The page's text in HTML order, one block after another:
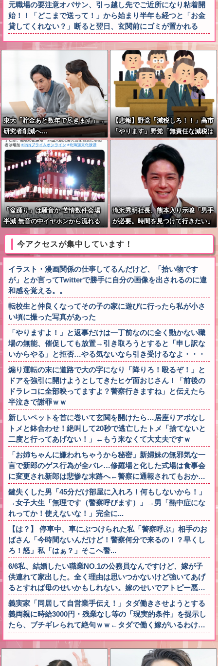
元職場の要注意オバサン、引っ越し先でご近所になり粘着開
始！！「どこまで送って！」から始まり半年も経つと「お金
貸してくれない？」断ると翌日、玄関前にゴミが置かれる
東大「貯金あと数年で尽きます」→
研究者削減へ…
【悲報】野党「減税しろ！！」高市
「やります」野党「無責任な減税は
やめろ！財源はどうする????」
「盆踊り」は騒音か 苦情数件会場
半減 無音の中イヤホンから流れる
滝沢秀明社長、熊本入り示唆「男手
が必要。時間を見つけて行きたい」
今アクセスが集中しています！
イラスト・漫画関係の仕事してるんだけど、「拾い物です
が」とか言ってTwitterで勝手に自分の画像を出されるのに違
和感を覚える。。
転校生と仲良くなってその子の家に遊びに行ったら私が小さ
い頃に撮った写真があった
「やりますよ！」と返事だけは一丁前なのに全く動かない職
場の無能、催促しても放置→引き取ろうとすると「申し訳な
いからやる」と拒否…やる気ないなら引き受けるなよ・・・
煽り運転の末に道路で大の字になり「降りろ！殴るぞ！」と
ドアを強引に開けようとしてきたヒゲ面おじさん！「前後の
ドラレコに全部映ってますよ？警察行きますね」と伝えたら
半泣きで謝罪ｗｗ
新しいペットを首に巻いて玄関を開けたら…居座りアポなし
トメと鉢合わせ！絶叫して20秒で逃亡したトメ「捨てないと
二度と行ってあげない！」←もう来なくて大丈夫ですｗ
「お姉ちゃんに嫌われちゃうから秘密」新婦妹の無邪気な一
言で新郎のゲス行為が全バレ…修羅場と化した式場は食事会
に変更され新郎は悲惨な末路へ←警察に通報されてもおか…
鍵失くした男「45分だけ部屋に入れろ！何もしないから！」
→女子大生「無理です（警察呼びます）」→男「熱中症にな
れってか！使えないな！」完全に...
【は？】 停車中、車にぶつけられた私「警察呼ぶ」相手のお
ばさん「今時間ないんだけど！警察何分で来るの！？早くし
ろ！怒」私「はぁ？」そこへ警...
6/6私、結婚したい職業NO.1の公務員なんですけど、嫁が子
供連れて家出した。全く理由は思いつかないけど強いてあげ
るとすれば母のせいかもしれない。嫁のせいでアトピー悪…
義実家「同居して自営業手伝え！」タダ働きさせようとする
義両親に時給3000円・残業なし等の「現実的条件」を提示し
たら、ブチギレられて絶句ｗｗ←タダで働く嫁がいるわけ…